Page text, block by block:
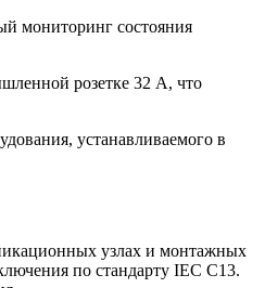
мониторинг состояния
розетке 32 А, что
устанавливаемого в
узлах и монтажных
по стандарту IEC C13.